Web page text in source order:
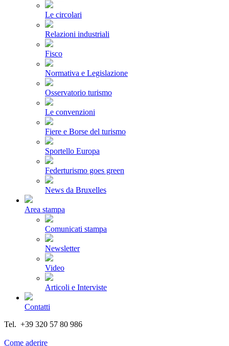
Le circolari
Relazioni industriali
Fisco
Normativa e Legislazione
Osservatorio turismo
Le convenzioni
Fiere e Borse del turismo
Sportello Europa
Federturismo goes green
News da Bruxelles
Area stampa
Comunicati stampa
Newsletter
Video
Articoli e Interviste
Contatti
Tel. +39 320 57 80 986
Come aderire